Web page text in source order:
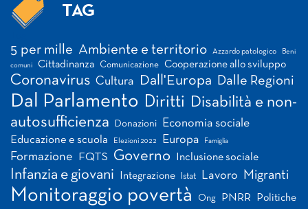
TAG
5 per mille Ambiente e territorio Azzardo patologico Beni
comuni Cittadinanza Comunicazione Cooperazione allo sviluppo
Coronavirus Cultura Dall'Europa Dalle Regioni
Dal Parlamento Diritti Disabilità e non-
autosufficienza
Donazioni Economia sociale
Educazione e scuola Elezioni 2022 Europa Famiglia
Formazione FQTS Governo Inclusione sociale
Infanzia e giovani Integrazione Istat Lavoro Migranti
Monitoraggio povertà Ong PNRR Politiche